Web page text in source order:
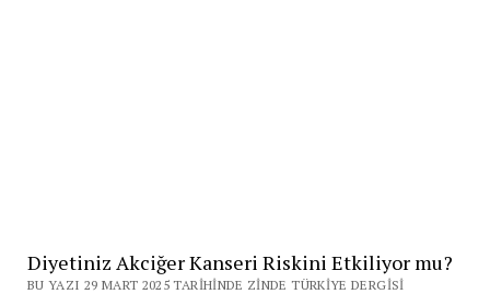
Diyetiniz Akciğer Kanseri Riskini Etkiliyor mu?
BU YAZI 29 MART 2025 TARIHINDE ZINDE TÜRKIYE DERGISI